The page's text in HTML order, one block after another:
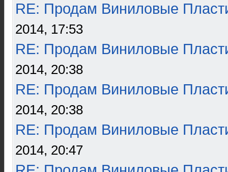
RE: Продам Виниловые
2014, 17:53
RE: Продам Виниловые
2014, 20:38
RE: Продам Виниловые
2014, 20:38
RE: Продам Виниловые
2014, 20:47